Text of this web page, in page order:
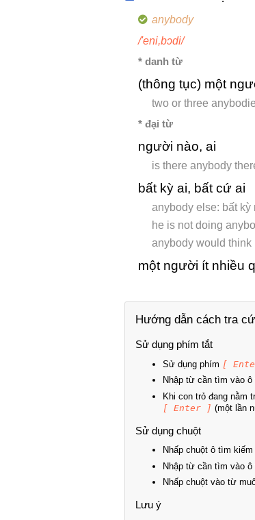
anybody
/'eni,bɔdi/
* danh từ
(thông tục) một
two or three
* đại từ
người nào, ai
is there anybody
bất kỳ ai, bất cứ ai
anybody else: bất
he is not doing
anybody would
một người ít nhiều
Hướng dẫn cách tra
Sử dụng phím tắt
Sử dụng phím [
Nhập từ cần tìm vào
Khi con trỏ đang nằm
[ Enter ] (một lần
Sử dụng chuột
Nhấp chuột ô tìm
Nhập từ cần tìm vào
Nhấp chuột vào từ
Lưu ý